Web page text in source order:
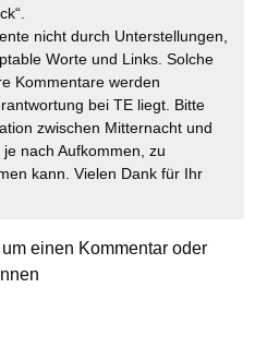
nicht durch Unterstellungen,
Worte und Links. Solche
Kommentare werden
bei TE liegt. Bitte
zwischen Mitternacht und
nach Aufkommen, zu
kann. Vielen Dank für Ihr
einen Kommentar oder